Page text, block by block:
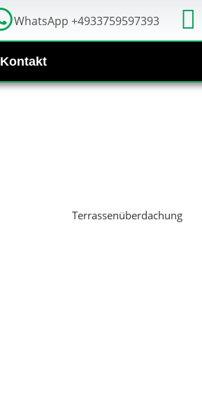
WhatsApp +4933759597393
Kontakt